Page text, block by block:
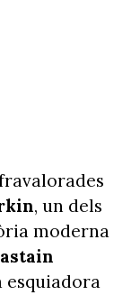
, un dels
moderna
esquiadora